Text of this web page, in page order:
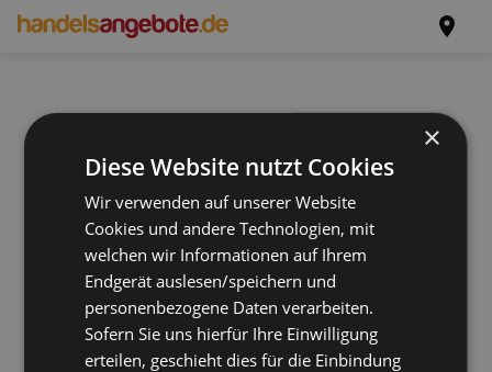
×
Diese Website nutzt Cookies
Wir verwenden auf unserer Website
Cookies und andere Technologien, mit
welchen wir Informationen auf Ihrem
Endgerät auslesen/speichern und
personenbezogene Daten verarbeiten.
Sofern Sie uns hierfür Ihre Einwilligung
erteilen, geschieht dies für die Einbindung